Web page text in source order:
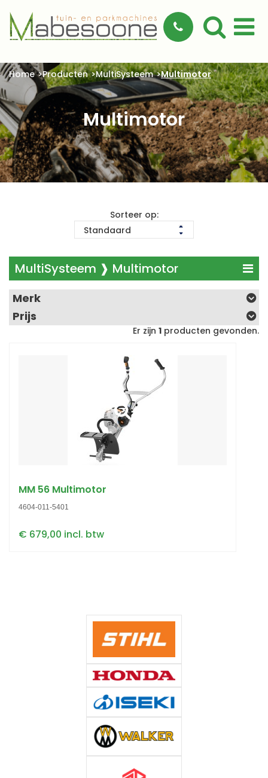
Home Producten MultiSysteem Multimotor
Multimotor
Sorteer op:
MultiSysteem ❱ Multimotor
Merk
Prijs
Er zijn 1 producten gevonden.
MM 56 Multimotor
4604-011-5401
€ 679,00 incl. btw